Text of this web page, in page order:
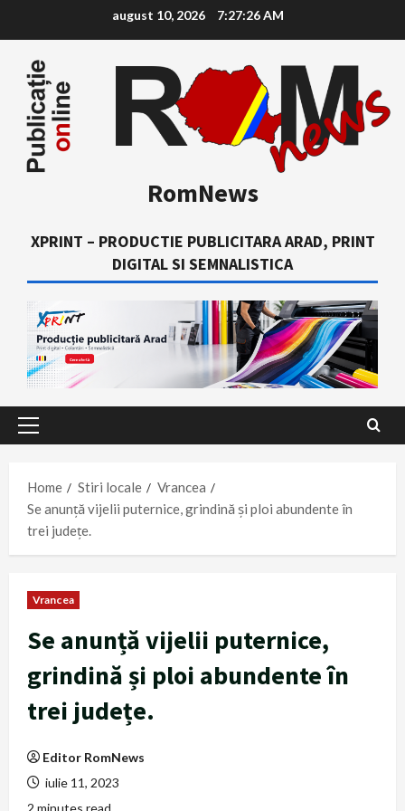
content
august 10, 2026 7:27:27 AM
RomNews
XPRINT – PRODUCTIE PUBLICITARA ARAD, PRINT
DIGITAL SI SEMNALISTICA
Primary
Home
Stiri locale
Vrancea
Se anunță vijelii puternice, grindină și ploi abundente în
trei județe.
Vrancea
Se anunță vijelii puternice,
grindină și ploi abundente în
trei județe.
Editor RomNews
iulie 11, 2023